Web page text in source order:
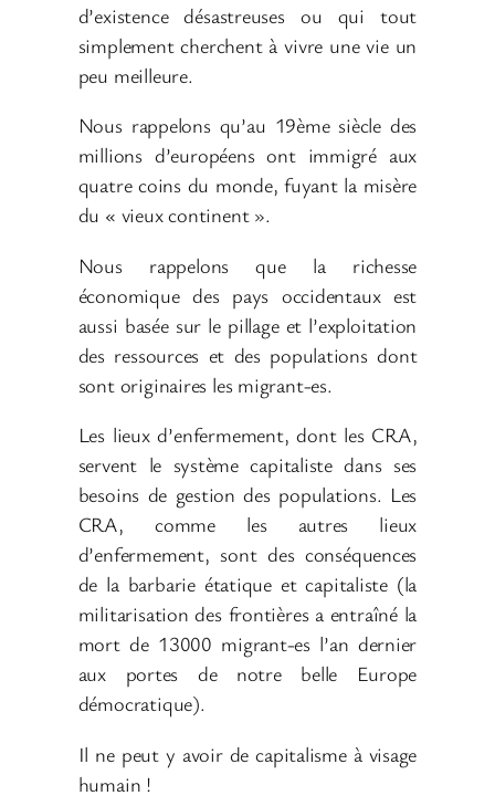
d’existence désastreuses ou qui tout
simplement cherchent à vivre une vie un
peu meilleure.
Nous rappelons qu’au 19ème siècle des
millions d’européens ont immigré aux
quatre coins du monde, fuyant la misère
du « vieux continent ».
Nous rappelons que la richesse
économique des pays occidentaux est
aussi basée sur le pillage et l’exploitation
des ressources et des populations dont
sont originaires les migrant-es.
Les lieux d’enfermement, dont les CRA,
servent le système capitaliste dans ses
besoins de gestion des populations. Les
CRA, comme les autres lieux
d’enfermement, sont des conséquences
de la barbarie étatique et capitaliste (la
militarisation des frontières a entraîné la
mort de 13000 migrant-es l’an dernier
aux portes de notre belle Europe
démocratique).
Il ne peut y avoir de capitalisme à visage
humain !